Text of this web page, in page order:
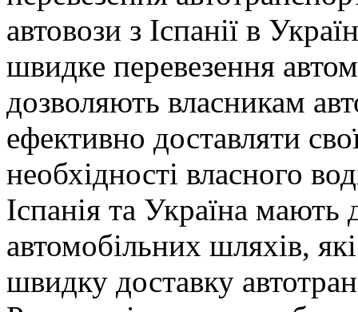
автовози з Іспанії в
швидке перевезення
дозволяють власникам
ефективно доставляти
необхідності власного
Іспанія та Україна
автомобільних шляхів,
швидку доставку